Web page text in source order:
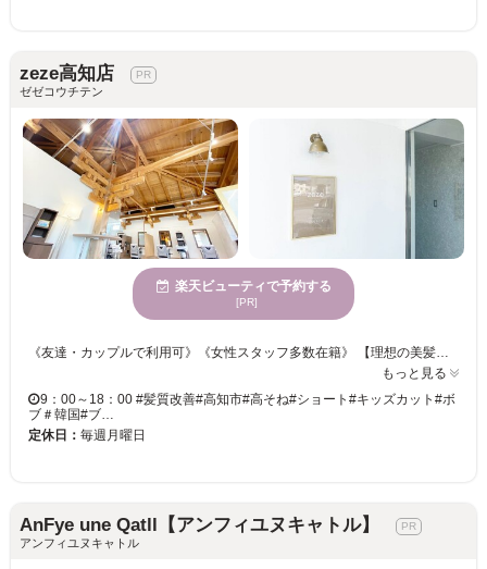
zeze高知店
ゼゼコウチテン
楽天ビューティで予約する
[PR]
《友達・カップルで利用可》《女性スタッフ多数在籍》 【理想の美髪でヘアスタイルを楽しむ♪オリジナルの髪質改善トリートメントが大人気◎】 豊富なカラー剤取扱い☆ツヤが欲しい・透明感のあるカラーを希望など様々ご要望にお応え！！ 「骨格×髪質」を見極め、計算しつくされたカット技術をご提供☆彡 アナタのなりたかったイメージを当サロンのスタイリストが叶えます♪♪
もっと見る
9：00～18：00 #髪質改善#高知市#高そね#ショート#キッズカット#ボ
ブ＃韓国#ブ…
定休日： 毎週月曜日
AnFye une Qatll【アンフィユヌキャトル】
アンフィユヌキャトル